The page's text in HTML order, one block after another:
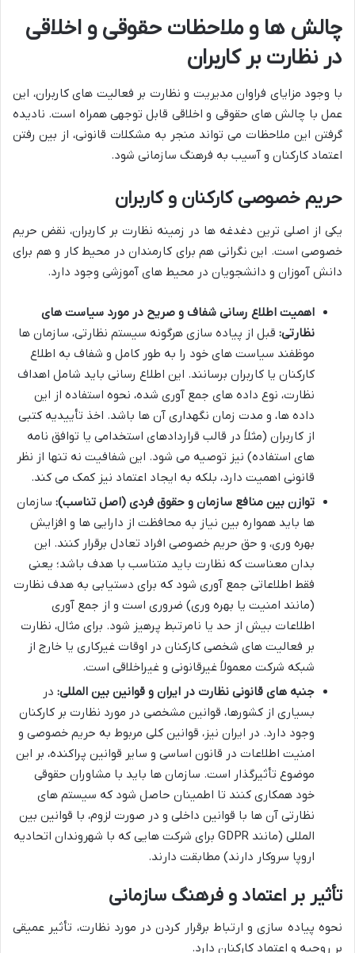
چالش ها و ملاحظات حقوقی و اخلاقی
در نظارت بر کاربران
با وجود مزایای فراوان مدیریت و نظارت بر فعالیت های کاربران، این
عمل با چالش های حقوقی و اخلاقی قابل توجهی همراه است. نادیده
گرفتن این ملاحظات می تواند منجر به مشکلات قانونی، از بین رفتن
اعتماد کارکنان و آسیب به فرهنگ سازمانی شود.
حریم خصوصی کارکنان و کاربران
یکی از اصلی ترین دغدغه ها در زمینه نظارت بر کاربران، نقض حریم
خصوصی است. این نگرانی هم برای کارمندان در محیط کار و هم برای
دانش آموزان و دانشجویان در محیط های آموزشی وجود دارد.
اهمیت اطلاع رسانی شفاف و صریح در مورد سیاست های
نظارتی: قبل از پیاده سازی هرگونه سیستم نظارتی، سازمان ها
موظفند سیاست های خود را به طور کامل و شفاف به اطلاع
کارکنان یا کاربران برسانند. این اطلاع رسانی باید شامل اهداف
نظارت، نوع داده های جمع آوری شده، نحوه استفاده از این
داده ها، و مدت زمان نگهداری آن ها باشد. اخذ تأییدیه کتبی
از کاربران (مثلاً در قالب قراردادهای استخدامی یا توافق نامه
های استفاده) نیز توصیه می شود. این شفافیت نه تنها از نظر
قانونی اهمیت دارد، بلکه به ایجاد اعتماد نیز کمک می کند.
توازن بین منافع سازمان و حقوق فردی (اصل تناسب): سازمان
ها باید همواره بین نیاز به محافظت از دارایی ها و افزایش
بهره وری، و حق حریم خصوصی افراد تعادل برقرار کنند. این
بدان معناست که نظارت باید متناسب با هدف باشد؛ یعنی
فقط اطلاعاتی جمع آوری شود که برای دستیابی به هدف نظارت
(مانند امنیت یا بهره وری) ضروری است و از جمع آوری
اطلاعات بیش از حد یا نامرتبط پرهیز شود. برای مثال، نظارت
بر فعالیت های شخصی کارکنان در اوقات غیرکاری یا خارج از
شبکه شرکت معمولاً غیرقانونی و غیراخلاقی است.
جنبه های قانونی نظارت در ایران و قوانین بین المللی: در
بسیاری از کشورها، قوانین مشخصی در مورد نظارت بر کارکنان
وجود دارد. در ایران نیز، قوانین کلی مربوط به حریم خصوصی و
امنیت اطلاعات در قانون اساسی و سایر قوانین پراکنده، بر این
موضوع تأثیرگذار است. سازمان ها باید با مشاوران حقوقی
خود همکاری کنند تا اطمینان حاصل شود که سیستم های
نظارتی آن ها با قوانین داخلی و در صورت لزوم، با قوانین بین
المللی (مانند GDPR برای شرکت هایی که با شهروندان اتحادیه
اروپا سروکار دارند) مطابقت دارند.
تأثیر بر اعتماد و فرهنگ سازمانی
نحوه پیاده سازی و ارتباط برقرار کردن در مورد نظارت، تأثیر عمیقی
بر روحیه و اعتماد کارکنان دارد.